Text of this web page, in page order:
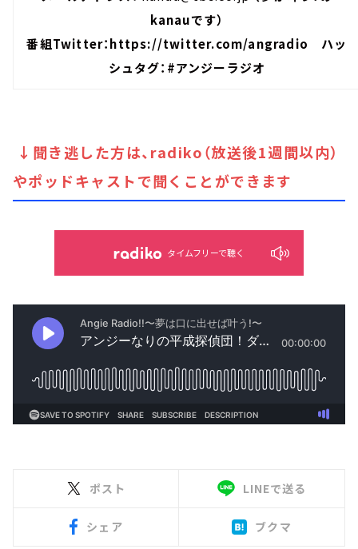
kanauです）
番組Twitter：https://twitter.com/angradio ハッ
シュタグ：#アンジーラジオ
↓聞き逃した方は、radiko（放送後1週間以内）
やポッドキャストで聞くことができます
タイムフリーで聴く
ポスト LINEで送る
シェア ブクマ